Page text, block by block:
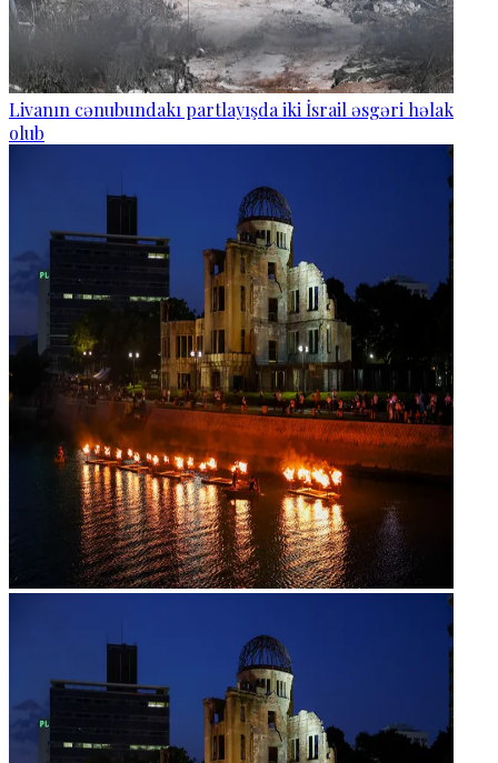
Livanın cənubundakı partlayışda iki İsrail əsgəri həlak
olub